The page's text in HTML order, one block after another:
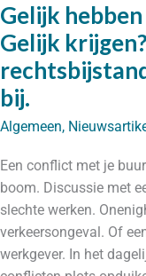
Gelijk
Gelijk
bij.
Algemeen,
Een conflict met je
boom. Discussie met
slechte werken.
verkeersongeval. Of
werkgever. In het